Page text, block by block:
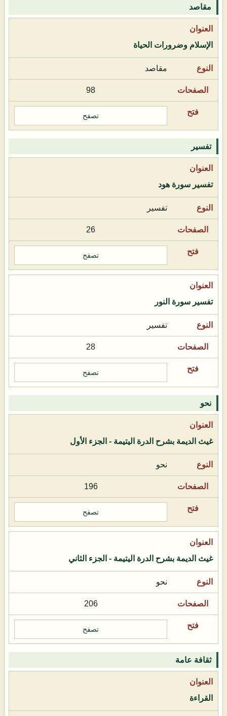
مقاصد
الإسلام وضرورات الحياة
مقاصد
98
تصفح
تفسير
تفسير سورة هود
تفسير
26
تصفح
تفسير سورة النور
تفسير
28
تصفح
نحو
غيث الديمة بشرح الدرة اليتيمة - الجزء الأول
نحو
196
تصفح
غيث الديمة بشرح الدرة اليتيمة - الجزء الثاني
نحو
206
تصفح
ثقافة عامة
القراءة